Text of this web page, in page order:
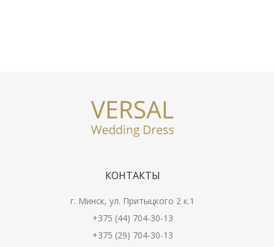
КОНТАКТЫ
г. Минск, ул. Притыцкого 2 к.1
+375 (44) 704-30-13
+375 (29) 704-30-13